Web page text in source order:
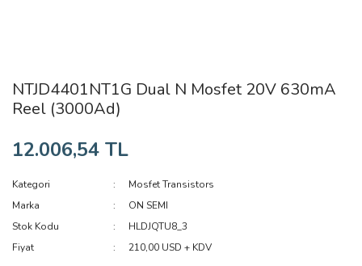
NTJD4401NT1G Dual N Mosfet 20V 630mA
Reel (3000Ad)
12.006,54 TL
Kategori
Mosfet Transistors
Marka
ON SEMI
Stok Kodu
HLDJQTU8_3
Fiyat
210,00 USD + KDV